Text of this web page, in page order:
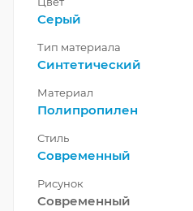
Серый
Тип материала
Синтетический
Материал
Полипропилен
Стиль
Современный
Рисунок
Современный